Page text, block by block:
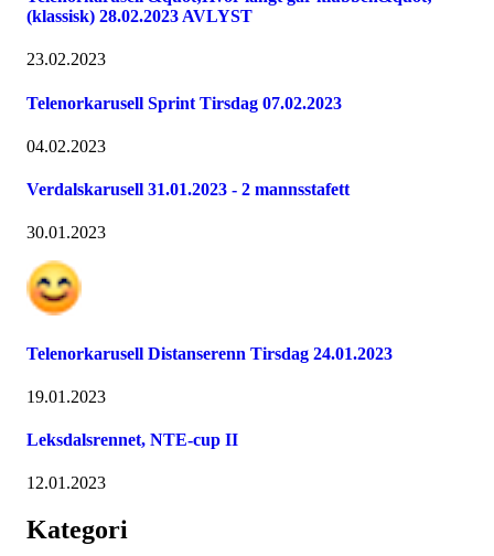
(klassisk) 28.02.2023 AVLYST
23.02.2023
Telenorkarusell Sprint Tirsdag 07.02.2023
04.02.2023
Verdalskarusell 31.01.2023 - 2 mannsstafett
30.01.2023
Telenorkarusell Distanserenn Tirsdag 24.01.2023
19.01.2023
Leksdalsrennet, NTE-cup II
12.01.2023
Kategori